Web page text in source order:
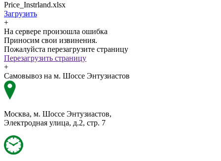
Price_Instrland.xlsx
Загрузить
+
На сервере произошла ошибка
Приносим свои извинения.
Пожалуйста перезагрузите страницу
Перезагрузить страницу
+
Самовывоз на м. Шоссе Энтузиастов
Москва, м. Шоссе Энтузиастов,
Электродная улица, д.2, стр. 7